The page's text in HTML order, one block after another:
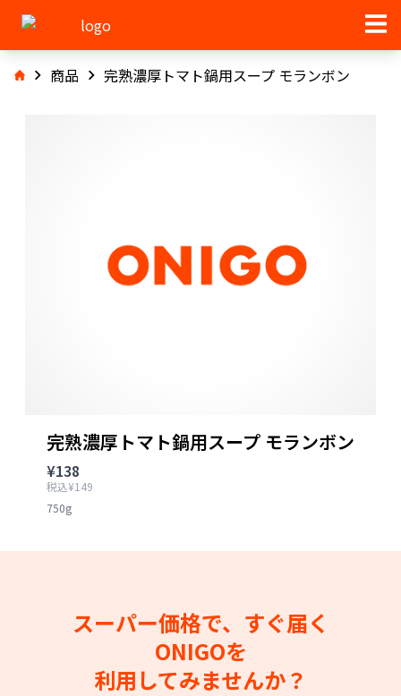
商品 完熟濃厚トマト鍋用スープ モランボン
完熟濃厚トマト鍋用スープ モランボン
¥138
税込¥149
750g
スーパー価格で、すぐ届く
ONIGOを
利用してみませんか？